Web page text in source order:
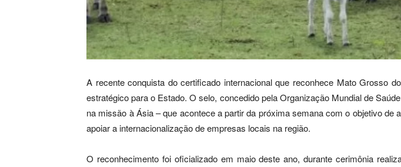
A recente conquista do certificado internacional que reconhece Mato Grosso
estratégico para o Estado. O selo, concedido pela Organização Mundial de
na missão à Ásia – que acontece a partir da próxima semana com o objetivo
apoiar a internacionalização de empresas locais na região.
O reconhecimento foi oficializado em maio deste ano, durante cerimônia